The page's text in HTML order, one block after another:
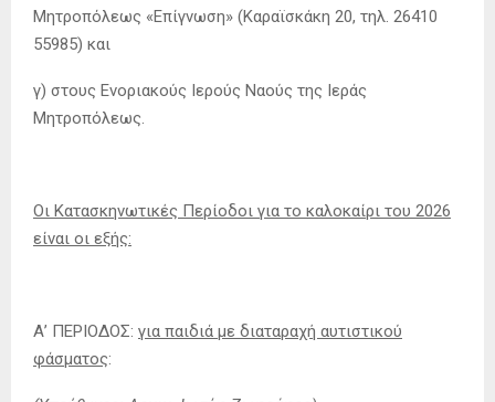
Μητροπόλεως «Επίγνωση» (Καραϊσκάκη 20, τηλ. 26410
55985) και
γ) στους Ενοριακούς Ιερούς Ναούς της Ιεράς
Μητροπόλεως.
Οι Κατασκηνωτικές Περίοδοι για το καλοκαίρι του 2026
είναι οι εξής:
Α’ ΠΕΡΙΟΔΟΣ: για παιδιά με διαταραχή αυτιστικού
φάσματος: